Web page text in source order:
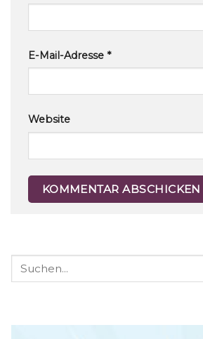
E-Mail-Adresse *
Website